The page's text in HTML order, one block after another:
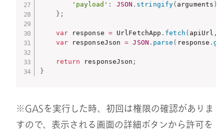
'payload' : JSON . stringify( arguments )
} ;
var response = UrlFetchApp . fetch ( apiUrl ,
var responseJson = JSON . parse ( response .
return responseJson ;
}
※GASを実行した時、初回は権限の確認がありま
すので、表示される画面の詳細ボタンから許可を